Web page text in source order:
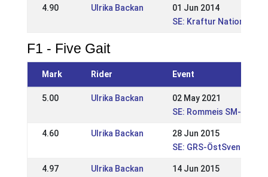
4.90 Ulrika Backan
01 Jun 2014
SE: Kraftur Nationella
F1 - Five Gait
Mark Rider Event
5.00 Ulrika Backan
02 May 2021
SE: Rommeis SM-kval
4.60 Ulrika Backan
28 Jun 2015
SE: GRS-ÖstSvenska
4.97 Ulrika Backan
14 Jun 2015